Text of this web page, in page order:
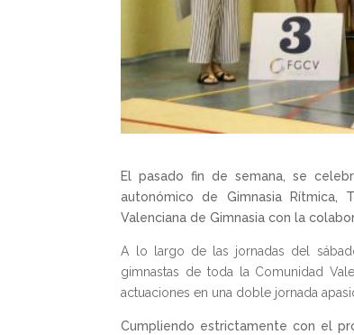
El pasado fin de semana, se
autonómico de Gimnasia Rítmica,
Valenciana de Gimnasia con la
A lo largo de las jornadas del
gimnastas de toda la Comunidad
actuaciones en una doble jornada
Cumpliendo estrictamente con el